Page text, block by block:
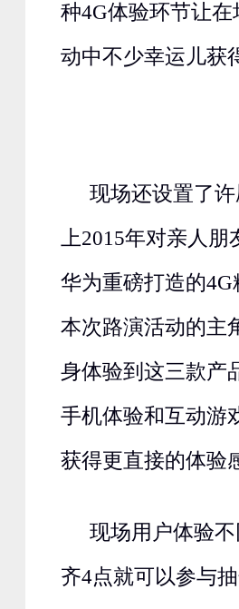
种4G体验环节让
动中不少幸运儿获
现场还设置了
上2015年对亲人朋
华为重磅打造的4G
本次路演活动的主
身体验到这三款产
手机体验和互动游
获得更直接的体验
现场用户体验
齐4点就可以参与